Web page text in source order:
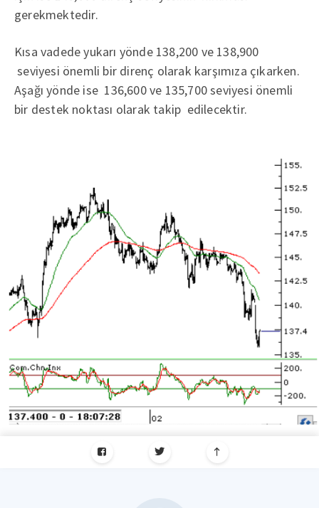
gerekmektedir.
Kısa vadede yukarı yönde 138,200 ve 138,900
seviyesi önemli bir direnç olarak karşımıza çıkarken.
Aşağı yönde ise 136,600 ve 135,700 seviyesi önemli
bir destek noktası olarak takip edilecektir.